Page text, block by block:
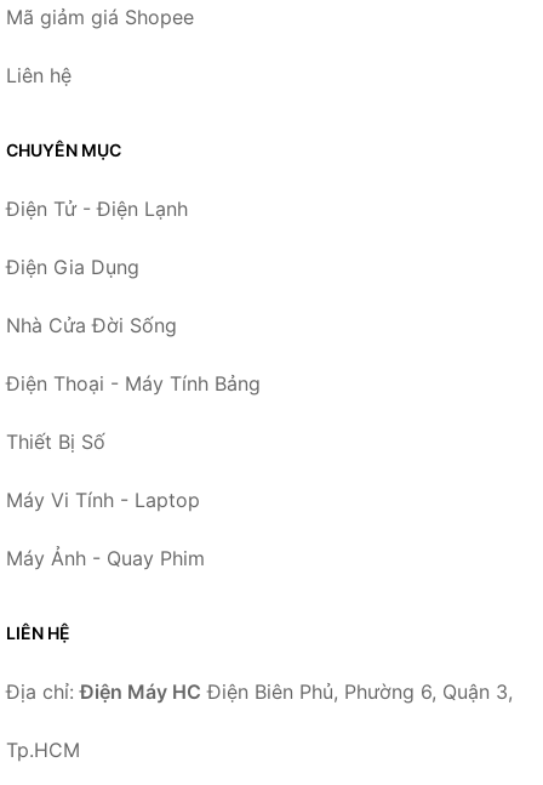
Mã giảm giá Shopee
Liên hệ
CHUYÊN MỤC
Điện Tử - Điện Lạnh
Điện Gia Dụng
Nhà Cửa Đời Sống
Điện Thoại - Máy Tính Bảng
Thiết Bị Số
Máy Vi Tính - Laptop
Máy Ảnh - Quay Phim
LIÊN HỆ
Địa chỉ:Điện Máy HC Điện Biên Phủ, Phường 6, Quận 3,
Tp.HCM